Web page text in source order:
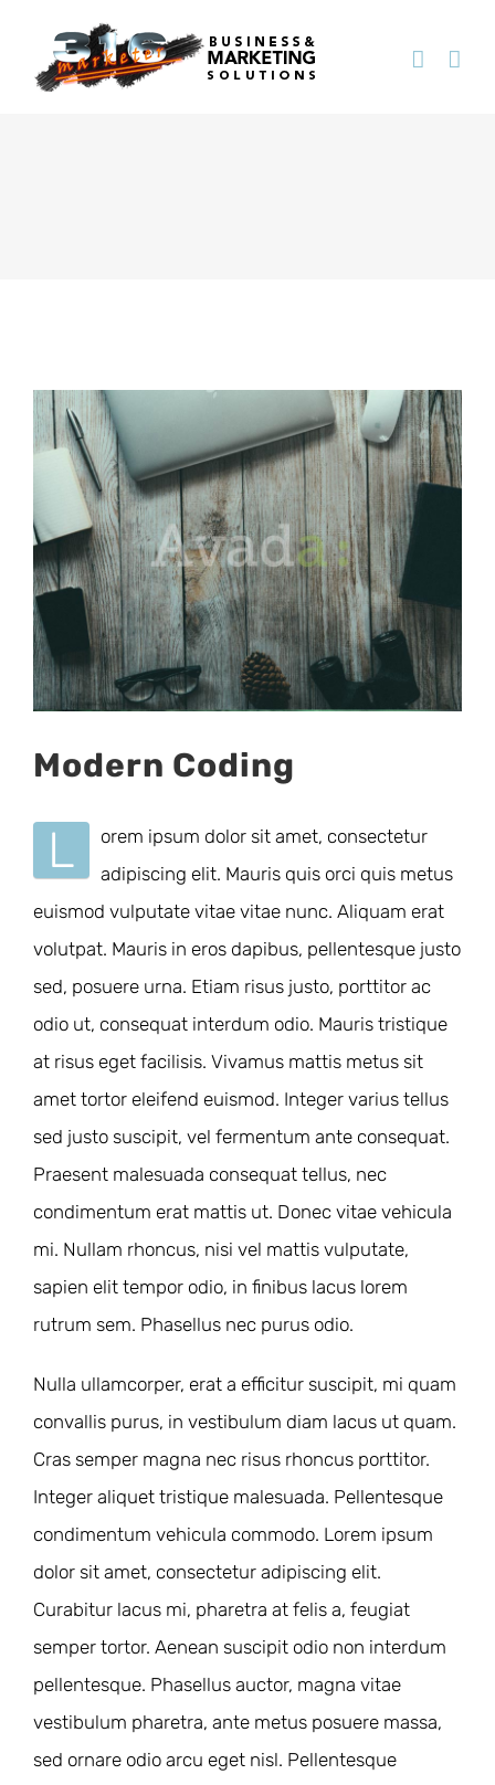
View
Larger
Image
Modern Coding
L
orem ipsum dolor sit amet, consectetur
adipiscing elit. Mauris quis orci quis metus
euismod vulputate vitae vitae nunc. Aliquam erat
volutpat. Mauris in eros dapibus, pellentesque justo
sed, posuere urna. Etiam risus justo, porttitor ac
odio ut, consequat interdum odio. Mauris tristique
at risus eget facilisis. Vivamus mattis metus sit
amet tortor eleifend euismod. Integer varius tellus
sed justo suscipit, vel fermentum ante consequat.
Praesent malesuada consequat tellus, nec
condimentum erat mattis ut. Donec vitae vehicula
mi. Nullam rhoncus, nisi vel mattis vulputate,
sapien elit tempor odio, in finibus lacus lorem
rutrum sem. Phasellus nec purus odio.
Nulla ullamcorper, erat a efficitur suscipit, mi quam
convallis purus, in vestibulum diam lacus ut quam.
Cras semper magna nec risus rhoncus porttitor.
Integer aliquet tristique malesuada. Pellentesque
condimentum vehicula commodo. Lorem ipsum
dolor sit amet, consectetur adipiscing elit.
Curabitur lacus mi, pharetra at felis a, feugiat
semper tortor. Aenean suscipit odio non interdum
pellentesque. Phasellus auctor, magna vitae
vestibulum pharetra, ante metus posuere massa,
sed ornare odio arcu eget nisl. Pellentesque